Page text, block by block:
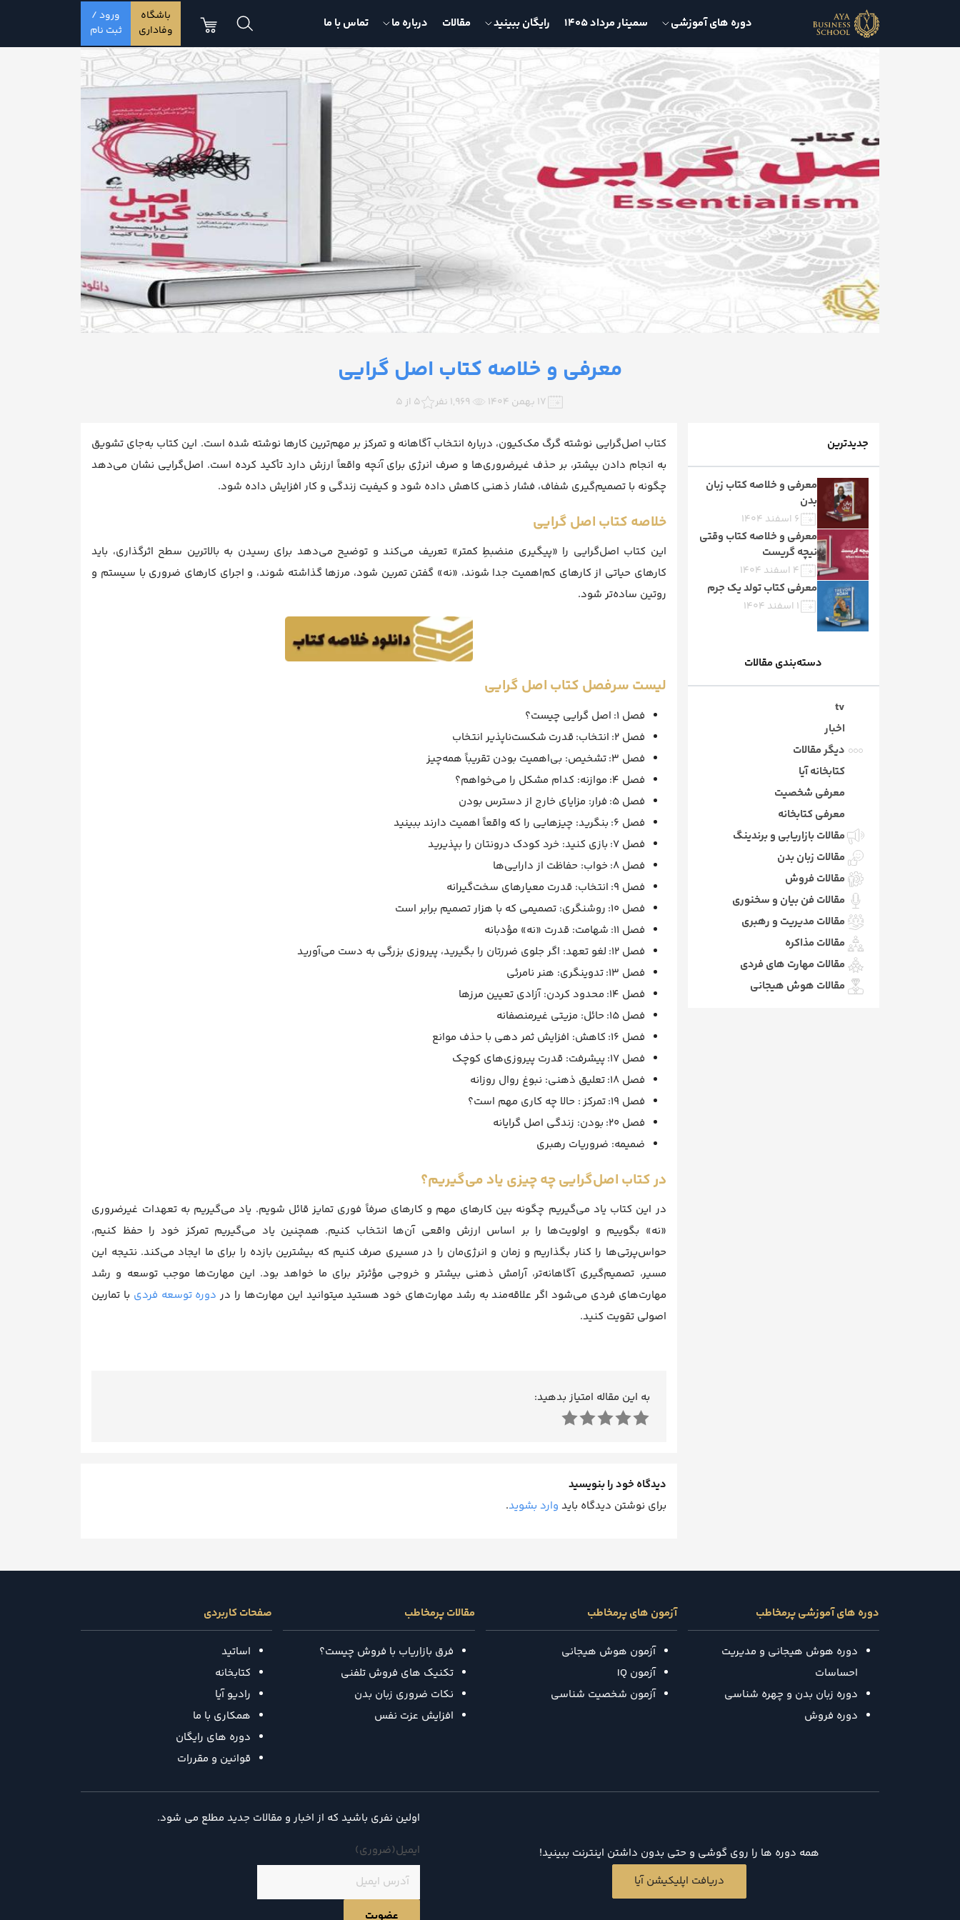
دوره های آموزشی سمینار مرداد 1405 رایگان ببینید مقالات درباره ما تماس با ما
باشگاه
وفاداری
ورود /
ثبت نام
معرفی و خلاصه کتاب اصل گرایی
۱۷ بهمن ۱۴۰۴ 1,969 نفر 5 از 5
کتاب اصل‌گرایی نوشته گرگ مک‌کیون، درباره انتخاب آگاهانه و تمرکز بر مهم‌ترین کارها نوشته شده است. این کتاب به‌جای تشویق
به انجام دادن بیشتر، بر حذف غیرضروری‌ها و صرف انرژی برای آنچه واقعاً ارزش دارد تأکید کرده است. اصل‌گرایی نشان می‌دهد
چگونه با تصمیم‌گیری شفاف، فشار ذهنی کاهش داده شود و کیفیت زندگی و کار افزایش داده شود.
خلاصه کتاب اصل گرایی
این کتاب اصل‌گرایی را «پیگیری منضبطِ کمتر» تعریف می‌کند و توضیح می‌دهد برای رسیدن به بالاترین سطح اثرگذاری، باید
کارهای حیاتی از کارهای کم‌اهمیت جدا شوند، «نه» گفتن تمرین شود، مرزها گذاشته شوند، و اجرای کارهای ضروری با سیستم و
روتین ساده‌تر شود.
لیست سرفصل کتاب اصل گرایی
فصل ۱: اصل گرایی چیست؟
فصل ۲: انتخاب:
شکست‌ناپذیر انتخاب
فصل ۳: تشخیص: بی‌اهمیت بودن تقریباً همه‌چیز
فصل ۴: موازنه: کدام مشکل را می‌خواهم؟
فصل ۵: فرار: مزایای خارج از دسترس بودن
فصل ۶: بنگرید: چیزهایی را که واقعاً اهمیت دارند ببینید
فصل ۷: بازی کنید: خرد کودک درونتان را بپذیرید
فصل ۸: خواب: حفاظت از دارایی‌ها
فصل ۹: انتخاب: قدرت معیارهای سخت‌گیرانه
فصل ۱۰: روشنگری: تصمیمی که با هزار تصمیم برابر است
فصل ۱۱: شهامت: قدرت «نه» مؤدبانه
فصل ۱۲: لغو تعهد: اگر جلوی ضررتان را بگیرید، پیروزی بزرگی به دست می‌آورید
فصل ۱۳: تدوینگری: هنر نامرئی
فصل ۱۴: محدود کردن: آزادی تعیین مرزها
فصل ۱۵: حائل: مزیتی غیرمنصفانه
فصل ۱۶: کاهش: افزایش ثمر دهی با حذف موانع
فصل ۱۷: پیشرفت: قدرت پیروزی‌های کوچک
فصل ۱۸: تعلیق ذهنی: نبوغ روال روزانه
فصل ۱۹:
تمرکز
: حالا چه کاری مهم است؟
فصل ۲۰: بودن: زندگی اصل گرایانه
ضمیمه: ضروریات رهبری
در کتاب اصل‌گرایی چه چیزی یاد می‌گیریم؟
در این کتاب یاد می‌گیریم چگونه بین کارهای مهم و کارهای صرفاً فوری تمایز قائل شویم. یاد می‌گیریم به تعهدات غیرضروری
«نه» بگوییم و اولویت‌ها را بر اساس ارزش واقعی آن‌ها انتخاب کنیم. همچنین یاد می‌گیریم تمرکز خود را حفظ کنیم،
حواس‌پرتی‌ها را کنار بگذاریم و زمان و انرژی‌مان را در مسیری صرف کنیم که بیشترین بازده را برای ما ایجاد می‌کند. نتیجه این
مسیر، تصمیم‌گیری آگاهانه‌تر، آرامش ذهنی بیشتر و خروجی مؤثرتر برای ما خواهد بود. این مهارت‌ها موجب توسعه و رشد
مهارت‌های فردی می‌شود اگر علاقه‌مند به رشد مهارت‌های خود هستید میتوانید این مهارت‌ها را در دوره توسعه فردی با تمارین
اصولی تقویت کنید.
به این مقاله امتیاز بدهید:
دیدگاه خود را بنویسید
برای نوشتن دیدگاه باید وارد بشوید.
جدیدترین
معرفی و خلاصه کتاب زبان
بدن
۶ اسفند ۱۴۰۴
معرفی و خلاصه کتاب وقتی
نیچه گریست
۴ اسفند ۱۴۰۴
معرفی کتاب تولد یک جرم
۱ اسفند ۱۴۰۴
دسته‌بندی مقالات
tv
اخبار
دیگر مقالات
کتابخانه آیا
معرفی شخصیت
معرفی کتابخانه
مقالات بازاریابی و برندینگ
مقالات زبان بدن
مقالات فروش
مقالات فن بیان و سخنوری
مقالات مدیریت و رهبری
مقالات مذاکره
مقالات مهارت های فردی
مقالات هوش هیجانی
دوره های آموزشی پرمخاطب
دوره هوش هیجانی و مدیریت
احساسات
دوره زبان بدن و چهره شناسی
دوره فروش
آزمون های پرمخاطب
آزمون هوش هیجانی
آزمون IQ
آزمون شخصیت شناسی
مقالات پرمخاطب
فرق بازاریاب با فروش چیست؟
تکنیک‌ های فروش تلفنی
نکات ضروری زبان بدن
افزایش عزت نفس
صفحات کاربردی
اساتید
کتابخانه
رادیو آیا
همکاری با ما
دوره های رایگان
قوانین و مقررات
همه دوره ها را روی گوشی و حتی بدون داشتن اینترنت ببینید!
دریافت اپلیکیشن آیا
اولین نفری باشید که از اخبار و مقالات جدید مطلع می شود.
ایمیل(ضروری)